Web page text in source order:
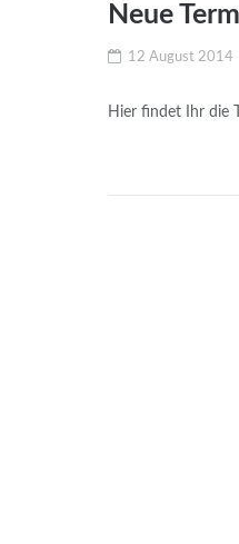
Neue
12 August 2014
Hier findet Ihr die